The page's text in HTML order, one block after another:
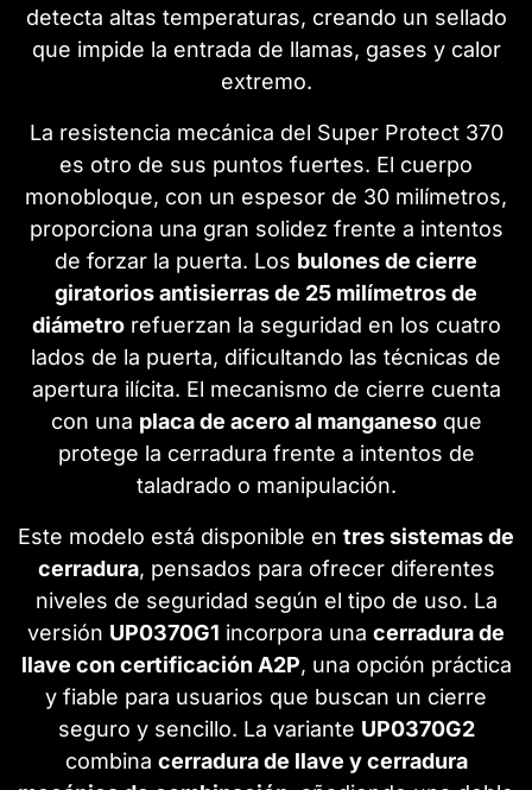
detecta altas temperaturas, creando un sellado
que impide la entrada de llamas, gases y calor
extremo.
La resistencia mecánica del Super Protect 370
es otro de sus puntos fuertes. El cuerpo
monobloque, con un espesor de 30 milímetros,
proporciona una gran solidez frente a intentos
de forzar la puerta. Los bulones de cierre
giratorios antisierras de 25 milímetros de
diámetrorefuerzan la seguridad en los cuatro
lados de la puerta, dificultando las técnicas de
apertura ilícita. El mecanismo de cierre cuenta
con una placa de acero al manganesoque
protege la cerradura frente a intentos de
taladrado o manipulación.
Este modelo está disponible en tres sistemas de
cerradura, pensados para ofrecer diferentes
niveles de seguridad según el tipo de uso. La
versión UP0370G1 incorpora una cerradura de
llave con certificación A2P, una opción práctica
y fiable para usuarios que buscan un cierre
seguro y sencillo. La variante UP0370G2
combina cerradura de llave y cerradura